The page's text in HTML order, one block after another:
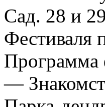
Сад. 28 и
Фестиваля
Программа
—